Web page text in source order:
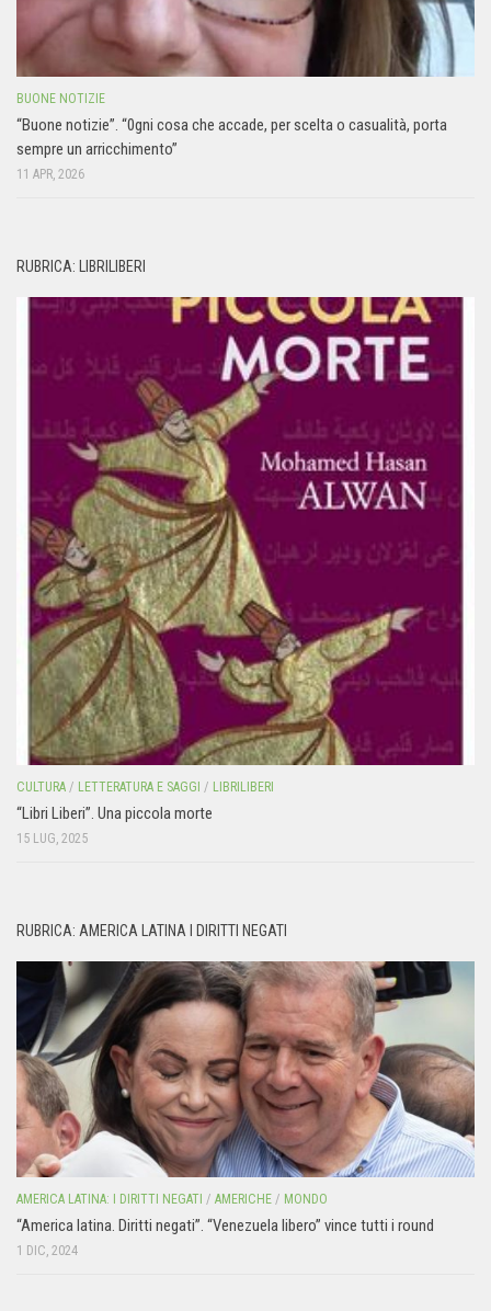
BUONE NOTIZIE
“Buone notizie”. “0gni cosa che accade, per scelta o casualità, porta
sempre un arricchimento”
11 APR, 2026
RUBRICA: LIBRILIBERI
CULTURA / LETTERATURA E SAGGI / LIBRILIBERI
“Libri Liberi”. Una piccola morte
15 LUG, 2025
RUBRICA: AMERICA LATINA I DIRITTI NEGATI
AMERICA LATINA: I DIRITTI NEGATI / AMERICHE / MONDO
“America latina. Diritti negati”. “Venezuela libero” vince tutti i round
1 DIC, 2024